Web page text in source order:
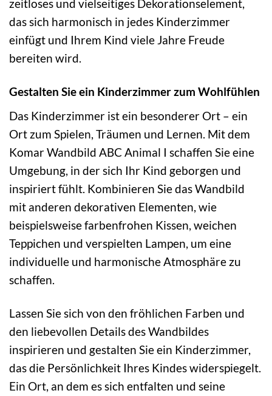
zeitloses und vielseitiges Dekorationselement,
das sich harmonisch in jedes Kinderzimmer
einfügt und Ihrem Kind viele Jahre Freude
bereiten wird.
Gestalten Sie ein Kinderzimmer zum Wohlfühlen
Das Kinderzimmer ist ein besonderer Ort – ein
Ort zum Spielen, Träumen und Lernen. Mit dem
Komar Wandbild ABC Animal I schaffen Sie eine
Umgebung, in der sich Ihr Kind geborgen und
inspiriert fühlt. Kombinieren Sie das Wandbild
mit anderen dekorativen Elementen, wie
beispielsweise farbenfrohen Kissen, weichen
Teppichen und verspielten Lampen, um eine
individuelle und harmonische Atmosphäre zu
schaffen.
Lassen Sie sich von den fröhlichen Farben und
den liebevollen Details des Wandbildes
inspirieren und gestalten Sie ein Kinderzimmer,
das die Persönlichkeit Ihres Kindes widerspiegelt.
Ein Ort, an dem es sich entfalten und seine